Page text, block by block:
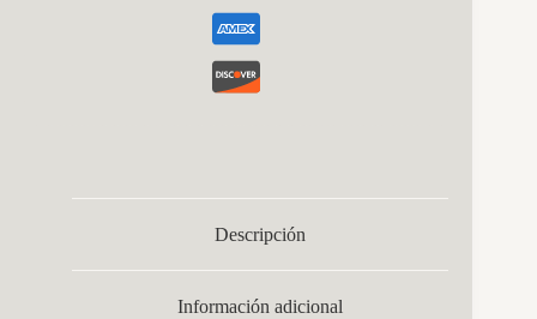
Descripción
Información adicional